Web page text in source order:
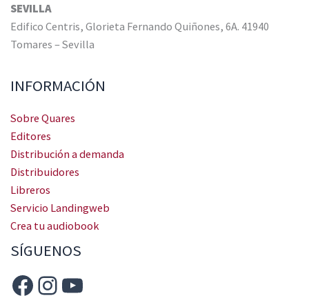
SEVILLA
Edifico Centris, Glorieta Fernando Quiñones, 6A. 41940
Tomares – Sevilla
INFORMACIÓN
Sobre Quares
Editores
Distribución a demanda
Distribuidores
Libreros
Servicio Landingweb
Crea tu audiobook
SÍGUENOS